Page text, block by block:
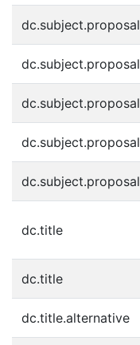
dc.subject.proposal
dc.subject.proposal
dc.subject.proposal
dc.subject.proposal
dc.subject.proposal
dc.title
dc.title
dc.title.alternative